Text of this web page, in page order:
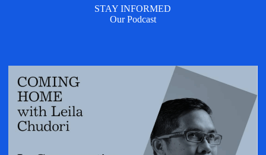
STAY INFORMED
Our Podcast